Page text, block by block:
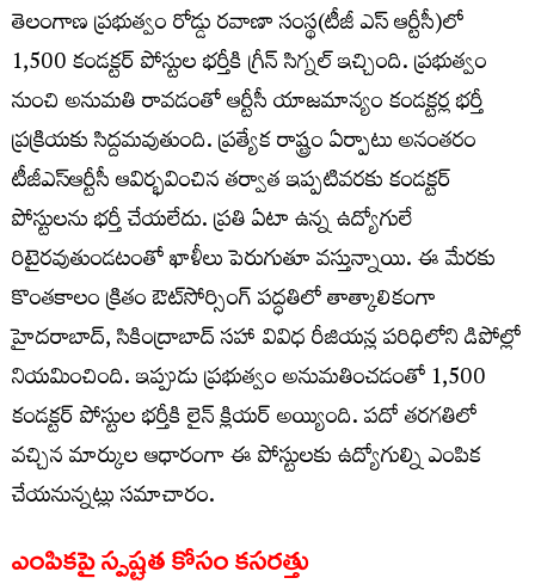
తెలంగాణ ప్రభుత్వం రోడ్డు రవాణా సంస్థ(టీజీ ఎస్ ఆర్టీసీ)లో
1,500 కండక్టర్ పోస్టుల భర్తీకి గ్రీన్ సిగ్నల్ ఇచ్చింది. ప్రభుత్వం
నుంచి అనుమతి రావడంతో ఆర్టీసీ యాజమాన్యం కండక్టర్ల భర్తీ
ప్రక్రియకు సిద్దమవుతుంది. ప్రత్యేక రాష్ట్రం ఏర్పాటు అనంతరం
టీజీఎస్‌ఆర్టీసీ ఆవిర్భవించిన తర్వాత ఇప్పటివరకు కండక్టర్‌
పోస్టులను భర్తీ చేయలేదు. ప్రతి ఏటా ఉన్న ఉద్యోగులే
రిటైరవుతుండటంతో ఖాళీలు పెరుగుతూ వస్తున్నాయి. ఈ మేరకు
కొంతకాలం క్రితం ఔట్‌సోర్సింగ్‌ పద్ధతిలో తాత్కాలికంగా
హైదరాబాద్, సికింద్రాబాద్‌ సహా వివిధ రీజియన్ల పరిధిలోని డిపోల్లో
నియమించింది. ఇప్పుడు ప్రభుత్వం అనుమతించడంతో 1,500
కండక్టర్‌ పోస్టుల భర్తీకి లైన్ క్లియర్ అయ్యింది. పదో తరగతిలో
వచ్చిన మార్కుల ఆధారంగా ఈ పోస్టులకు ఉద్యోగుల్ని ఎంపిక
చేయనున్నట్లు సమాచారం.
ఎంపికపై స్పష్టత కోసం కసరత్తు